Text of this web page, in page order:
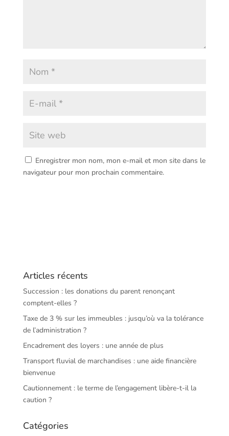
Enregistrer mon nom, mon e-mail et mon site dans le
navigateur pour mon prochain commentaire.
Articles récents
Succession : les donations du parent renonçant
comptent-elles ?
Taxe de 3 % sur les immeubles : jusqu’où va la tolérance
de l’administration ?
Encadrement des loyers : une année de plus
Transport fluvial de marchandises : une aide financière
bienvenue
Cautionnement : le terme de l’engagement libère-t-il la
caution ?
Catégories